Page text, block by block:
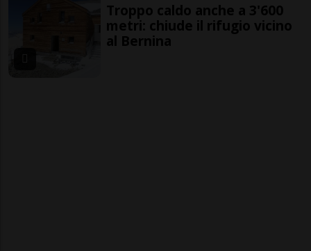
Troppo caldo anche a 3'600
metri: chiude il rifugio vicino
al Bernina